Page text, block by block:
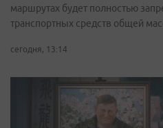
маршрутах будет полностью
транспортных средств общей
сегодня, 13:14